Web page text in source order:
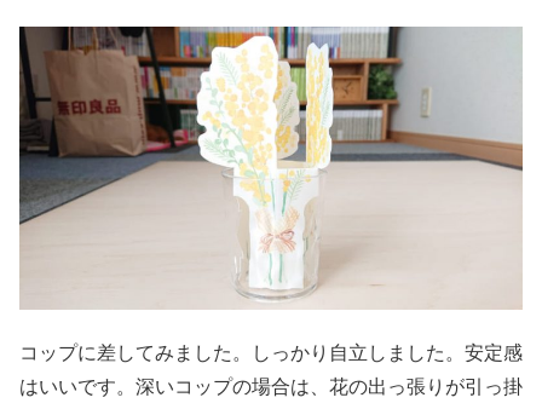
コップに差してみました。しっかり自立しました。安定感
はいいです。深いコップの場合は、花の出っ張りが引っ掛